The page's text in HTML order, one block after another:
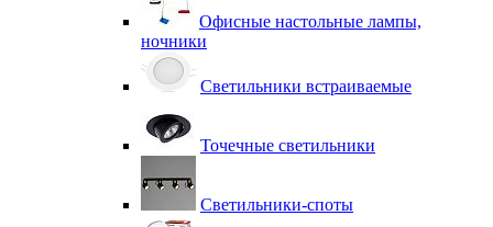
Офисные настольные лампы,
ночники
Светильники встраиваемые
Точечные светильники
Светильники-споты